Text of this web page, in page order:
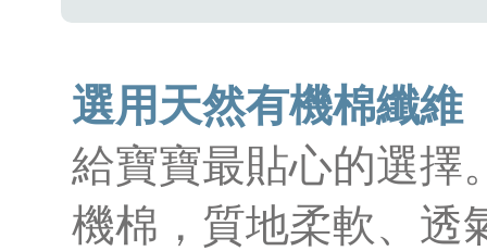
選用天然有機棉纖維
給寶寶最貼心的選擇
機棉，質地柔軟、透